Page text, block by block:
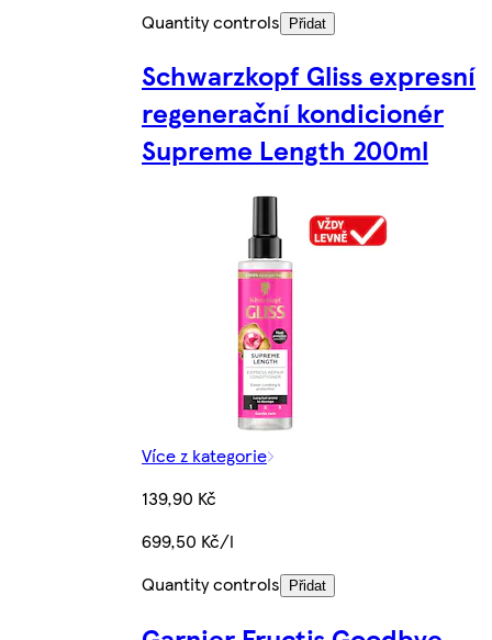
Quantity controls
Přidat
Schwarzkopf Gliss expresní
regenerační kondicionér
Supreme Length 200ml
Více z kategorie
139,90 Kč
699,50 Kč/l
Quantity controls
Přidat